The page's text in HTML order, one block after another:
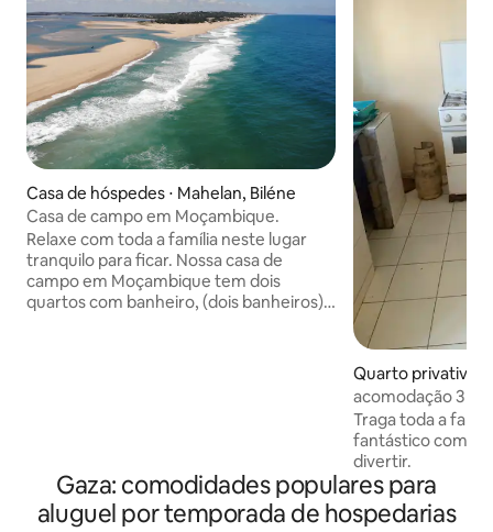
Casa de hóspedes ⋅ Mahelan, Biléne
Casa de campo em Moçambique.
Relaxe com toda a família neste lugar
tranquilo para ficar. Nossa casa de
campo em Moçambique tem dois
quartos com banheiro, (dois banheiros)
Quarto privativo ⋅
acomodação 3
Traga toda a
fantástico com
divertir.
Gaza: comodidades populares para
aluguel por temporada de hospedarias